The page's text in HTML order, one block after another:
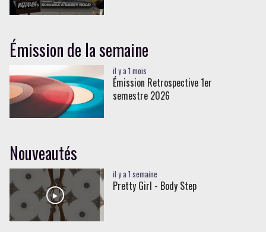
Émission de la semaine
il y a 1 mois
Émission Retrospective 1er
semestre 2026
Nouveautés
il y a 1 semaine
Pretty Girl - Body Step